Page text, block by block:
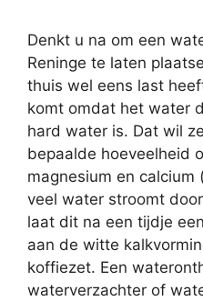
Denkt u na om een
Reninge te laten
thuis wel eens last
komt omdat het water
hard water is. Dat wil
bepaalde hoeveelheid
magnesium en calcium
veel water stroomt
laat dit na een tijdje
aan de witte
koffiezet. Een
waterverzachter of